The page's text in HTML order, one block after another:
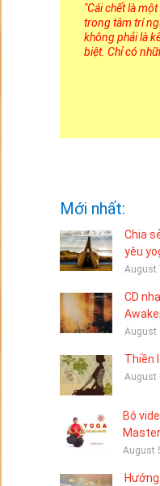
"Cái chết là
trong tâm trí
không phải là
biệt. Chỉ có
Mới nhất:
Chia
yêu
August
CD
August
Thiền
August
Bộ
August